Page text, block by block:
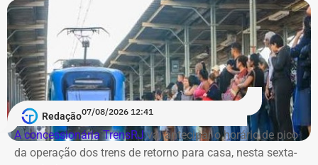
Redação07/08/2026 12:41
A concessionária TrensRJvai antecipar o horário de pico
da operação dos trens de retorno para casa, nesta sexta-